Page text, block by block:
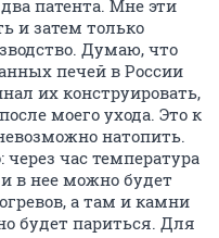
патента. Мне эти
и затем только
Думаю, что
печей в России
их конструировать,
моего ухода. Это к
натопить.
час температура
в нее можно будет
а там и камни
будет париться. Для